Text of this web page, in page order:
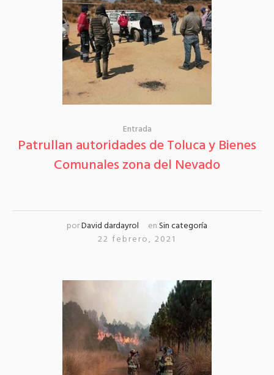
Entrada
Patrullan autoridades de Toluca y Bienes
Comunales zona del Nevado
porDavid dardayrol en Sin categoría
22 febrero, 2021